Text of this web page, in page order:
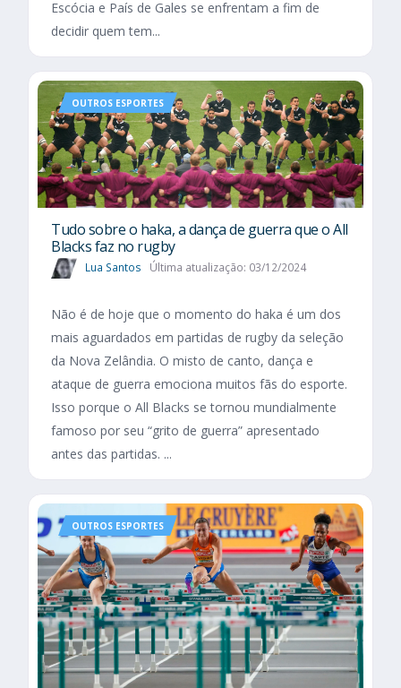
Escócia e País de Gales se enfrentam a fim de
decidir quem tem...
OUTROS ESPORTES
Tudo sobre o haka, a dança de guerra que o All
Blacks faz no rugby
Lua Santos Última atualização: 03/12/2024
Não é de hoje que o momento do haka é um dos
mais aguardados em partidas de rugby da seleção
da Nova Zelândia. O misto de canto, dança e
ataque de guerra emociona muitos fãs do esporte.
Isso porque o All Blacks se tornou mundialmente
famoso por seu “grito de guerra” apresentado
antes das partidas. ...
OUTROS ESPORTES